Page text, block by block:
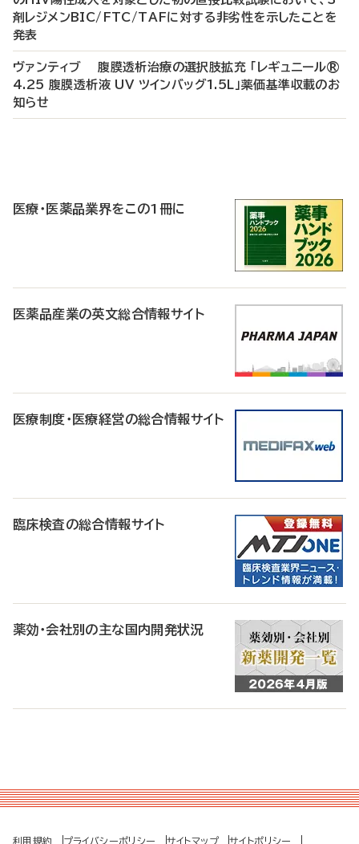
剤レジメンBIC/FTC/TAFに対する非劣性を示したことを
発表
ヴァンティブ 腹膜透析治療の選択肢拡充 「レギュニール®
4.25 腹膜透析液 UV ツインバッグ1.5L」薬価基準収載のお
知らせ
医療・医薬品業界をこの1冊に
医薬品産業の英文総合情報サイト
医療制度・医療経営の総合情報サイト
臨床検査の総合情報サイト
薬効・会社別の主な国内開発状況
利用規約 プライバシーポリシー サイトマップ サイトポリシー